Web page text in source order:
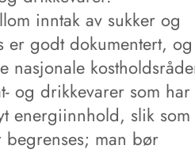
inntak av sukker og
er godt dokumentert, og
nasjonale
og drikkevarer som har
energiinnhold, slik som
man bør